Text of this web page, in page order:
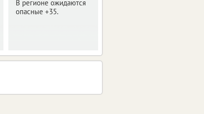
В регионе ожидаются
опасные +35.